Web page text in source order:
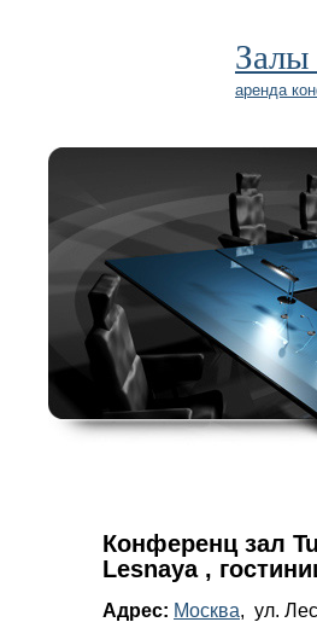
Залы
аренда
Конференц зал
Lesnaya ,
Адрес: Москва, ул.